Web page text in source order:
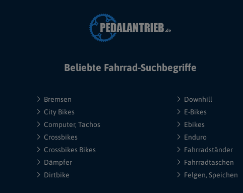
Beliebte Fahrrad-Suchbegriffe
Bremsen
City Bikes
Computer, Tachos
Crossbikes
Crossbikes Bikes
Dämpfer
Dirtbike
Downhill
E-Bikes
Ebikes
Enduro
Fahrradständer
Fahrradtaschen
Felgen, Speichen